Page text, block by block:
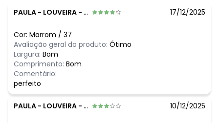
PAULA - LOUVEIRA - SP 17/12/2025
Cor: Marrom / 37
Avaliação geral do produto: Ótimo
Largura: Bom
Comprimento: Bom
Comentário:
perfeito
PAULA - LOUVEIRA - SP 10/12/2025